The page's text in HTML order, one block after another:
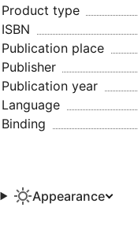
Product type
ISBN
Publication place
Publisher
Publication year
Language
Binding
Appearance